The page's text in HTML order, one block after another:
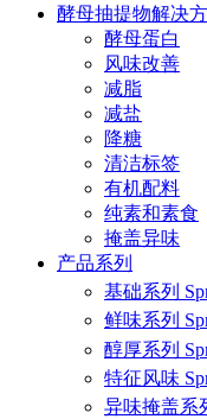
酵母抽提物解决
酵母蛋白
风味改善
减脂
减盐
降糖
清洁标签
有机配料
纯素和素食
掩盖异味
产品系列
基础系列
鲜味系列
醇厚系列
特征风味
异味掩盖系